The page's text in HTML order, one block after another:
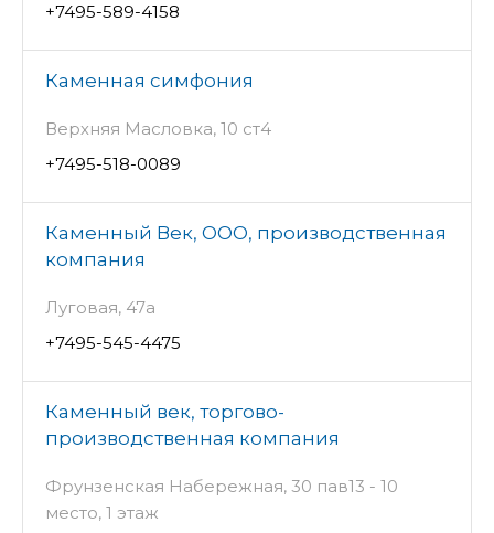
+7495-589-4158
Каменная симфония
Верхняя Масловка, 10 ст4
+7495-518-0089
Каменный Век, ООО, производственная
компания
Луговая, 47а
+7495-545-4475
Каменный век, торгово-
производственная компания
Фрунзенская Набережная, 30 пав13 - 10
место, 1 этаж